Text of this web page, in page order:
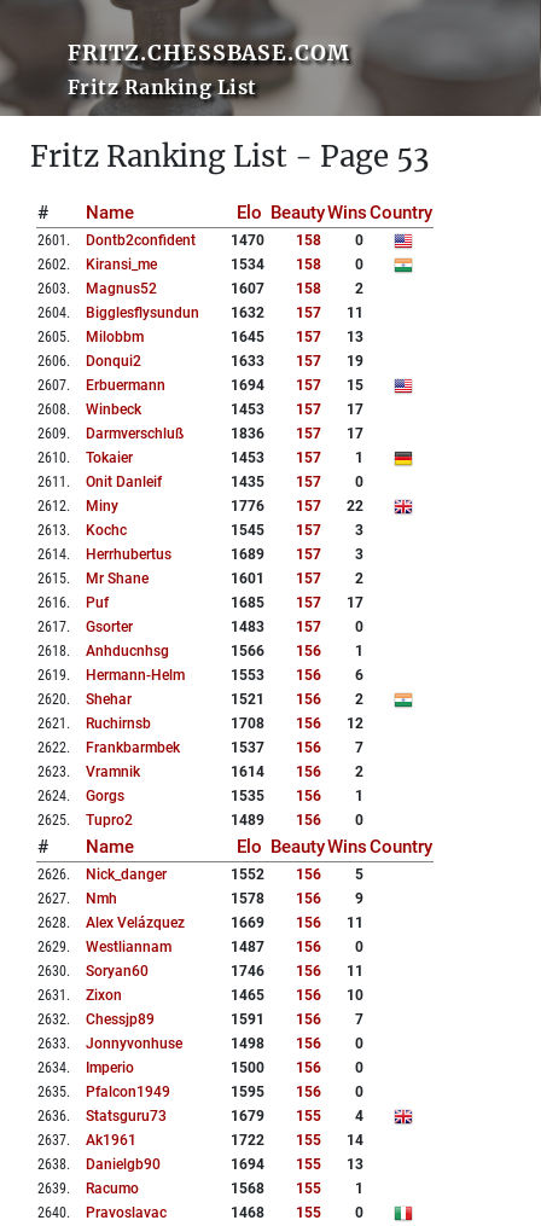
FRITZ.CHESSBASE.COM
Fritz Ranking List
Fritz Ranking List - Page 53
# Name Elo BeautyWinsCountry
2601 . Dontb2confident 1470 158
0
2602. Kiransi_me 1534 158
0
2603. Magnus52 1607 158
2
2604. Bigglesflysundun 1632 157
11
2605. Milobbm 1645 157
13
2606. Donqui2 1633 157
19
2607. Erbuermann 1694 157
15
2608. Winbeck 1453 157
17
2609. Darmverschluß 1836 157
17
2610. Tokaier 1453 157
1
2611 . Onit Danleif 1435 157
0
2612. Miny 1776 157
22
2613. Kochc 1545 157
3
2614. Herrhubertus 1689 157
3
2615. Mr Shane 1601 157
2
2616. Puf 1685 157
17
2617. Gsorter 1483 157
0
2618. Anhducnhsg 1566 156
1
2619. Hermann-Helm 1553 156
6
2620. Shehar 1521 156
2
2621 . Ruchirnsb 1708 156
12
2622. Frankbarmbek 1537 156
7
2623. Vramnik 1614 156
2
2624. Gorgs 1535 156
1
2625. Tupro2 1489 156 0
# Name Elo BeautyWinsCountry
2626. Nick_danger 1552 156
5
2627. Nmh 1578 156
9
2628. Alex Velázquez 1669 156
11
2629. Westliannam 1487 156
0
2630. Soryan60 1746 156
11
2631 . Zixon 1465 156
10
2632. Chessjp89 1591 156
7
2633. Jonnyvonhuse 1498 156
0
2634. Imperio 1500 156
0
2635. Pfalcon1949 1595 156
0
2636. Statsguru73 1679 155
4
2637. Ak1961 1722 155
14
2638. Danielgb90 1694 155
13
2639. Racumo 1568 155
1
2640. Pravoslavac 1468 155
0